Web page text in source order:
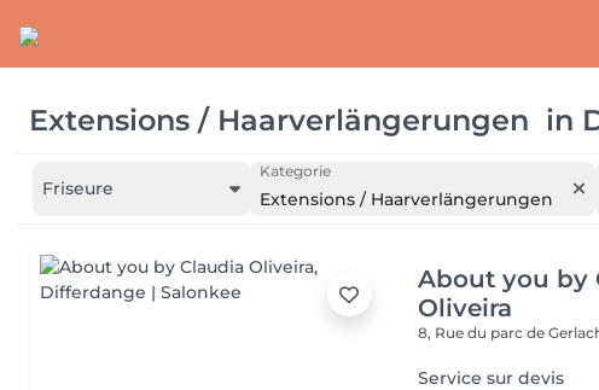
Extensions / Haarverlängerungen in
Friseure
Kategorie
Extensions / Haarverlängerungen
About you by
Oliveira
8, Rue du parc de
Service sur devis